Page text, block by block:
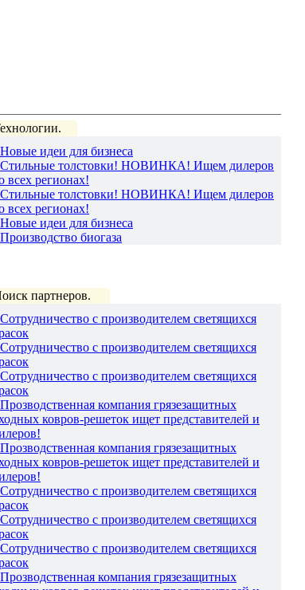
Новые идеи для бизнеса
Стильные толстовки! НОВИНКА! Ищем дилеров
всех регионах!
Стильные толстовки! НОВИНКА! Ищем дилеров
всех регионах!
Новые идеи для бизнеса
Производство биогаза
партнеров.
Сотрудничество с производителем светящихся
Сотрудничество с производителем светящихся
Сотрудничество с производителем светящихся
Прозводственная компания грязезащитных
ковров-решеток ищет представителей и
Прозводственная компания грязезащитных
ковров-решеток ищет представителей и
Сотрудничество с производителем светящихся
Сотрудничество с производителем светящихся
Сотрудничество с производителем светящихся
Прозводственная компания грязезащитных